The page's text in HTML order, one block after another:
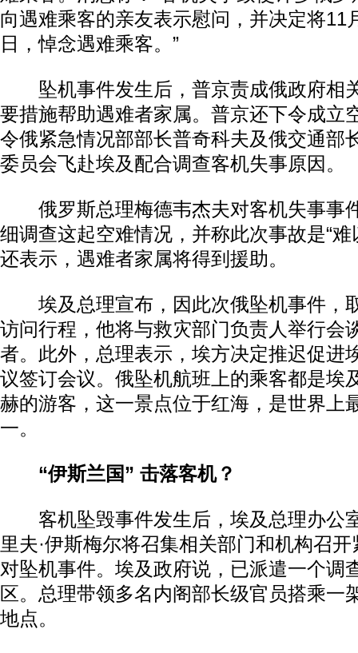
向遇难乘客的亲友表示慰问，并决定将11
日，悼念遇难乘客。”
坠机事件发生后，普京责成俄政府相
要措施帮助遇难者家属。普京还下令成立
令俄紧急情况部部长普奇科夫及俄交通部
委员会飞赴埃及配合调查客机失事原因。
俄罗斯总理梅德韦杰夫对客机失事事
细调查这起空难情况，并称此次事故是“难
还表示，遇难者家属将得到援助。
埃及总理宣布，因此次俄坠机事件，
访问行程，他将与救灾部门负责人举行会
者。此外，总理表示，埃方决定推迟促进
议签订会议。俄坠机航班上的乘客都是埃
赫的游客，这一景点位于红海，是世界上
一。
“伊斯兰国” 击落客机？
客机坠毁事件发生后，埃及总理办公
里夫·伊斯梅尔将召集相关部门和机构召
对坠机事件。埃及政府说，已派遣一个调
区。总理带领多名内阁部长级官员搭乘一
地点。